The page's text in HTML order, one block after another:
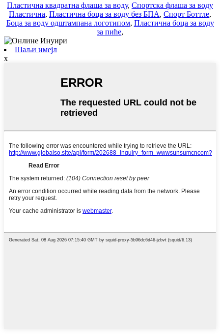
Пластична квадратна флаша за воду, Спортска флаша за воду
Пластична, Пластична боца за воду без БПА, Спорт Боттле,
Боца за воду одштампана логотипом, Пластична боца за воду
за пиће,
Шаљи имејл
x